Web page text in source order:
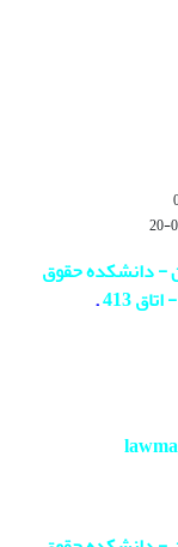
- دانشکده حقوق
.